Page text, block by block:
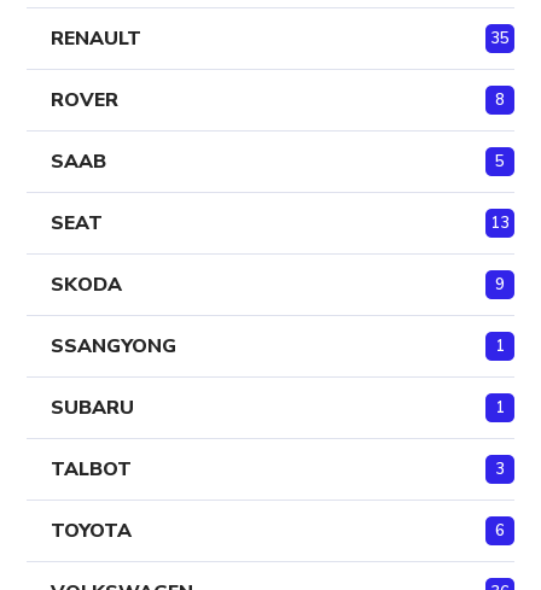
RENAULT 35
ROVER 8
SAAB 5
SEAT 13
SKODA 9
SSANGYONG 1
SUBARU 1
TALBOT 3
TOYOTA 6